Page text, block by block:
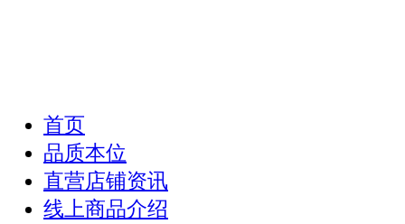
首页
品质本位
直营店铺资讯
线上商品介绍